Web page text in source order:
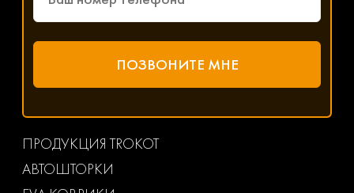
ПРОДУКЦИЯ TROKOT
АВТОШТОРКИ